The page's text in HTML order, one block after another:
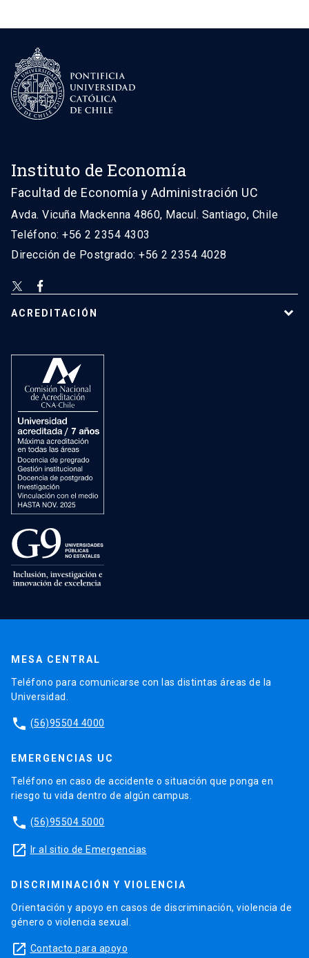
Instituto de Economía
Facultad de Economía y Administración UC
Avda. Vicuña Mackenna 4860, Macul. Santiago, Chile
Teléfono: +56 2 2354 4303
Dirección de Postgrado: +56 2 2354 4028
ACREDITACIÓN
MESA CENTRAL
Teléfono para comunicarse con las distintas áreas de la
Universidad.
phone (56)95504 4000
EMERGENCIAS UC
Teléfono en caso de accidente o situación que ponga en
riesgo tu vida dentro de algún campus.
phone (56)95504 5000
launch Ir al sitio de Emergencias
DISCRIMINACIÓN Y VIOLENCIA
Orientación y apoyo en casos de discriminación, violencia de
género o violencia sexual.
launch Contacto para apoyo